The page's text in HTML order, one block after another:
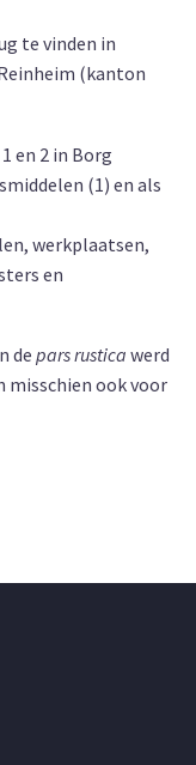
te vinden in
(kanton
en 2 in Borg
(1) en als
werkplaatsen,
en
de pars rustica werd
misschien ook voor